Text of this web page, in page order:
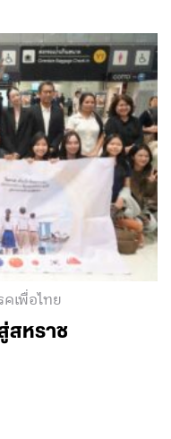
เพื่อไทย
สหราช